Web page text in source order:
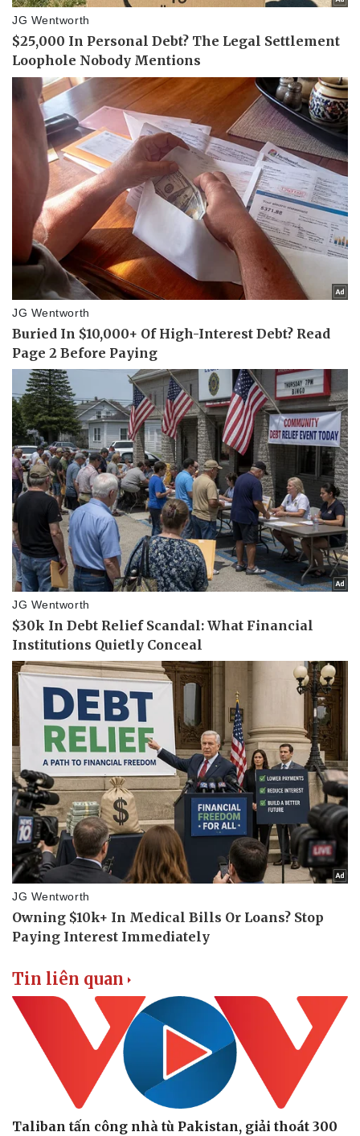
Pháp luật
Vụ án
Tin nóng
Tư vấn luật
Quân sự - Quốc phòng
Vũ khí
Việt Nam
Phân tích
Tin liên quan
Taliban tấn công nhà tù Pakistan, giải thoát 300